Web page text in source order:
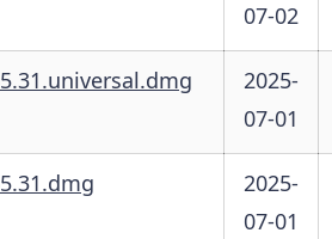
07-02
2025-
07-01
2025-
07-01